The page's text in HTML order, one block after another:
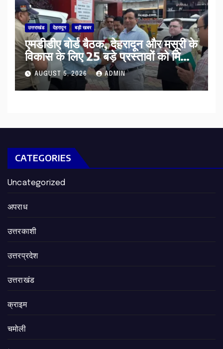
उत्तराखंड देहरादून बड़ी खबर
एमडीडीए बोर्ड बैठक, देहरादून और मसूरी के
विकास के लिए 25 बड़े प्रस्तावों को मिली
हरी झंडी
AUGUST 5, 2026 ADMIN
CATEGORIES
Uncategorized
अपराध
उत्तरकाशी
उत्तरप्रदेश
उत्तराखंड
क्राइम
चमोली